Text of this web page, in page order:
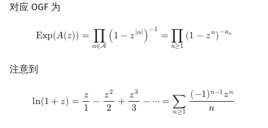
对应 OGF 为
Exp(𝐴(𝑧)) = ∏
𝛼∈A
(1 −𝑧|𝛼| ) −1 = ∏
𝑛≥1
(1 −𝑧𝑛)−𝑎𝑛
Exp(A(z )= ∏α∈ A( |α|)−1= ∏n ≥1( 1− −an
注意到
ln(1 +𝑧) = 𝑧
1 − 𝑧2
2 + 𝑧3
3 − ⋯ = ∑
𝑛≥1
(−1)𝑛−1𝑧𝑛
𝑛
1 =z 22 3−⋯ (−1)n −1znn